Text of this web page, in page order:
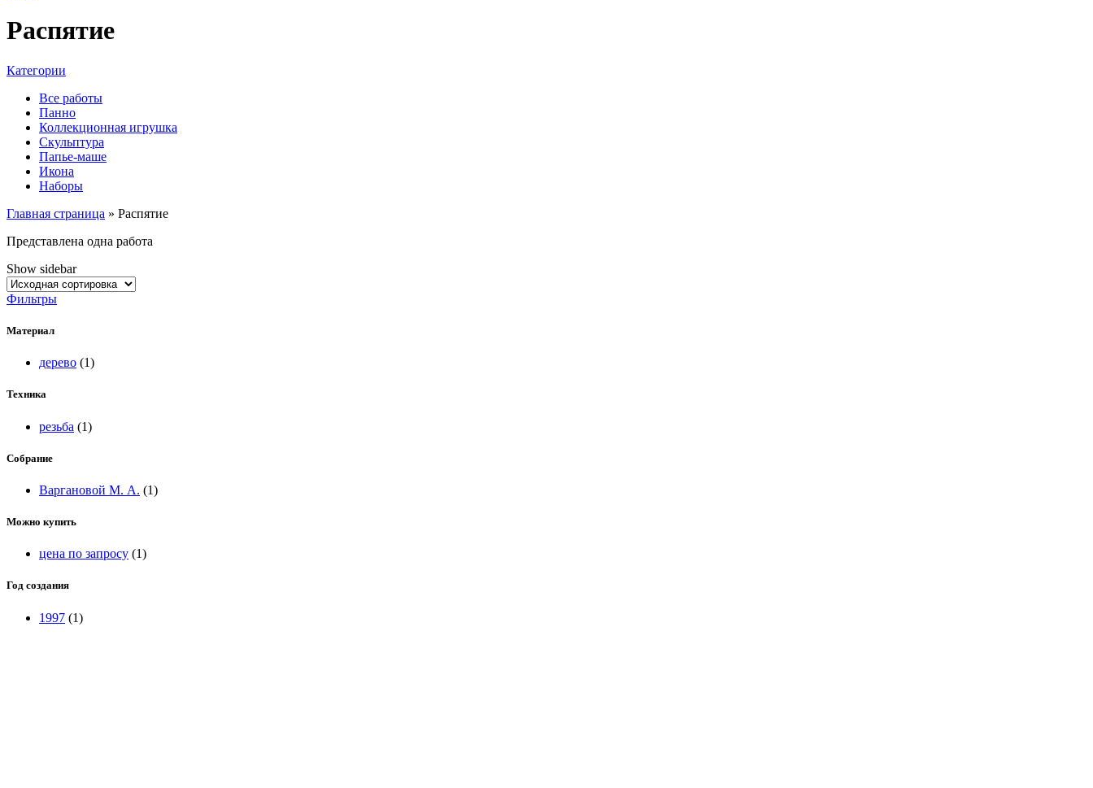
Распятие
Категории
Все работы
Панно
Коллекционная игрушка
Скульптура
Папье-маше
Икона
Наборы
Главная страница » Распятие
Представлена одна работа
Show sidebar
Фильтры
Материал
дерево (1)
Техника
резьба (1)
Собрание
Варгановой М. А. (1)
Можно купить
цена по запросу (1)
Год создания
1997 (1)